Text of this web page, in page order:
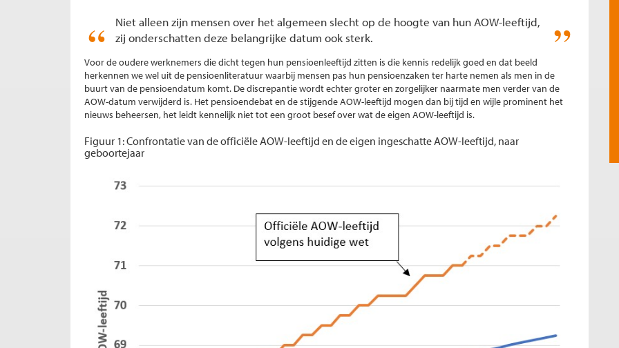
Niet alleen zijn mensen over het algemeen slecht op de hoogte van hun AOW-leeftijd,
zij onderschatten deze belangrijke datum ook sterk.
Voor de oudere werknemers die dicht tegen hun pensioenleeftijd zitten is die kennis redelijk goed en dat beeld
herkennen we wel uit de pensioenliteratuur waarbij mensen pas hun pensioenzaken ter harte nemen als men in de
buurt van de pensioendatum komt. De discrepantie wordt echter groter en zorgelijker naarmate men verder van de
AOW-datum verwijderd is. Het pensioendebat en de stijgende AOW-leeftijd mogen dan bij tijd en wijle prominent het
nieuws beheersen, het leidt kennelijk niet tot een groot besef over wat de eigen AOW-leeftijd is.
Figuur 1: Confrontatie van de officiële AOW-leeftijd en de eigen ingeschatte AOW-leeftijd, naar
geboortejaar